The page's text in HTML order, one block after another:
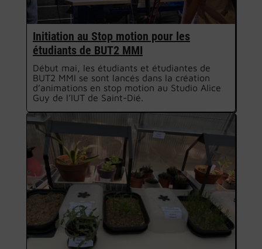
Initiation au Stop motion pour les
étudiants de BUT2 MMI
Début mai, les étudiants et étudiantes de
BUT2 MMI se sont lancés dans la création
d’animations en stop motion au Studio Alice
Guy de l’IUT de Saint-Dié.